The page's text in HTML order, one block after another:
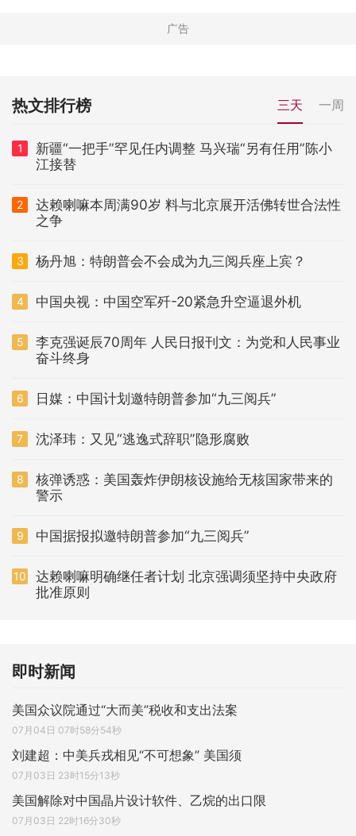
热文排行榜 三天 一周
1
新疆“一把手”罕见任内调整 马兴瑞“另有任用”陈小
江接替
2
达赖喇嘛本周满90岁 料与北京展开活佛转世合法性
之争
3 杨丹旭：特朗普会不会成为九三阅兵座上宾？
4 中国央视：中国空军歼-20紧急升空逼退外机
5
李克强诞辰70周年 人民日报刊文：为党和人民事业
奋斗终身
6 日媒：中国计划邀特朗普参加“九三阅兵”
7 沈泽玮：又见“逃逸式辞职”隐形腐败
8
核弹诱惑：美国轰炸伊朗核设施给无核国家带来的
警示
9 中国据报拟邀特朗普参加“九三阅兵”
10
达赖喇嘛明确继任者计划 北京强调须坚持中央政府
批准原则
即时新闻
美国众议院通过“大而美”税收和支出法案
07月04日 07时58分54秒
刘建超：中美兵戎相见“不可想象” 美国须
07月03日 23时15分13秒
美国解除对中国晶片设计软件、乙烷的出口限
07月03日 22时16分30秒